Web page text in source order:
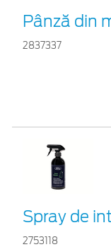
Pânză din
2837337
Spray de
2753118